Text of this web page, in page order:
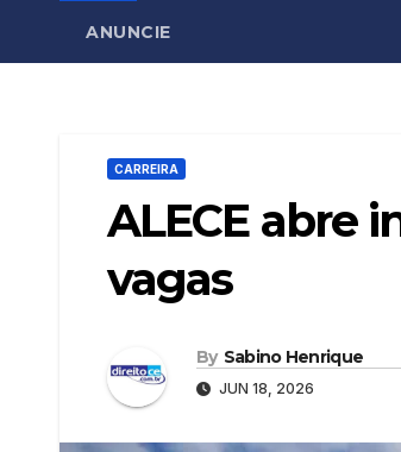
ANUNCIE
CARREIRA
ALECE abre
vagas
By Sabino Henrique
JUN 18, 2026